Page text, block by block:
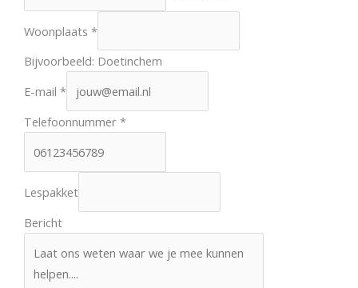
Woonplaats *
Bijvoorbeeld: Doetinchem
E-mail *
L
k
Telefoonnummer *
Lespakket
Bericht